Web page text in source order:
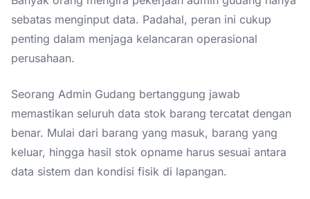
sebatas menginput data. Padahal, peran ini cukup
penting dalam menjaga kelancaran operasional
perusahaan.
Seorang Admin Gudang bertanggung jawab
memastikan seluruh data stok barang tercatat dengan
benar. Mulai dari barang yang masuk, barang yang
keluar, hingga hasil stok opname harus sesuai antara
data sistem dan kondisi fisik di lapangan.